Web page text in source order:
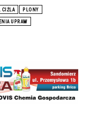
CIŹLA PLONY
UPRAW